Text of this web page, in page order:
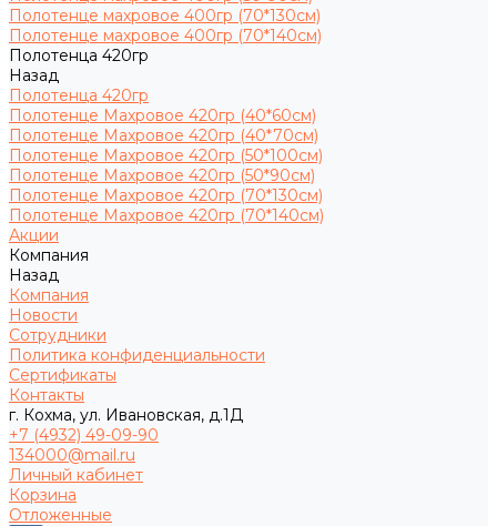
Полотенце махровое 400гр (70*130см)
Полотенце махровое 400гр (70*140см)
Полотенца 420гр
Назад
Полотенца 420гр
Полотенце Махровое 420гр (40*60см)
Полотенце Махровое 420гр (40*70см)
Полотенце Махровое 420гр (50*100см)
Полотенце Махровое 420гр (50*90см)
Полотенце Махровое 420гр (70*130см)
Полотенце Махровое 420гр (70*140см)
Акции
Компания
Назад
Компания
Новости
Сотрудники
Политика конфиденциальности
Сертификаты
Контакты
г. Кохма, ул. Ивановская, д.1Д
+7 (4932) 49-09-90
134000@mail.ru
Личный кабинет
Корзина
Отложенные